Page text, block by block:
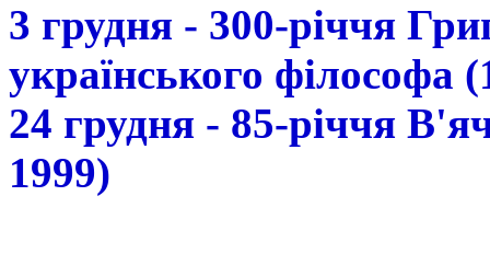
3 грудня - 300-річчя
українського філософа
24 грудня - 85-річчя
1999)